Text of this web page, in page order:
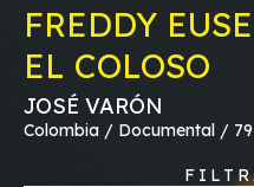
FREDDY
EL COLOSO
JOSÉ VARÓN
Colombia / Documental / 79